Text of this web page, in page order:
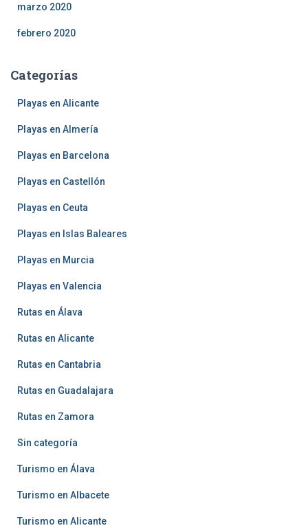
marzo 2020
febrero 2020
Categorías
Playas en Alicante
Playas en Almería
Playas en Barcelona
Playas en Castellón
Playas en Ceuta
Playas en Islas Baleares
Playas en Murcia
Playas en Valencia
Rutas en Álava
Rutas en Alicante
Rutas en Cantabria
Rutas en Guadalajara
Rutas en Zamora
Sin categoría
Turismo en Álava
Turismo en Albacete
Turismo en Alicante